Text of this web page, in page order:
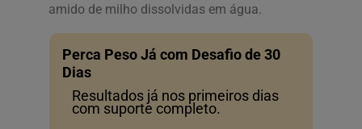
amido de milho dissolvidas em água.
Perca Peso Já com Desafio de 30
Dias
Resultados já nos primeiros dias
com suporte completo.